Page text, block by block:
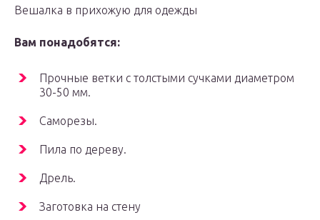
Вешалка в прихожую для одежды
Вам понадобятся:
Прочные ветки с толстыми сучками диаметром
30-50 мм.
Саморезы.
Пила по дереву.
Дрель.
Заготовка на стену